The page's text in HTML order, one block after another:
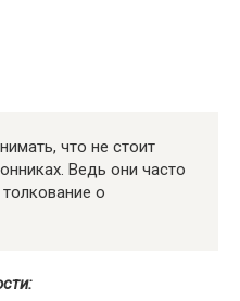
что не стоит
Ведь они часто
о